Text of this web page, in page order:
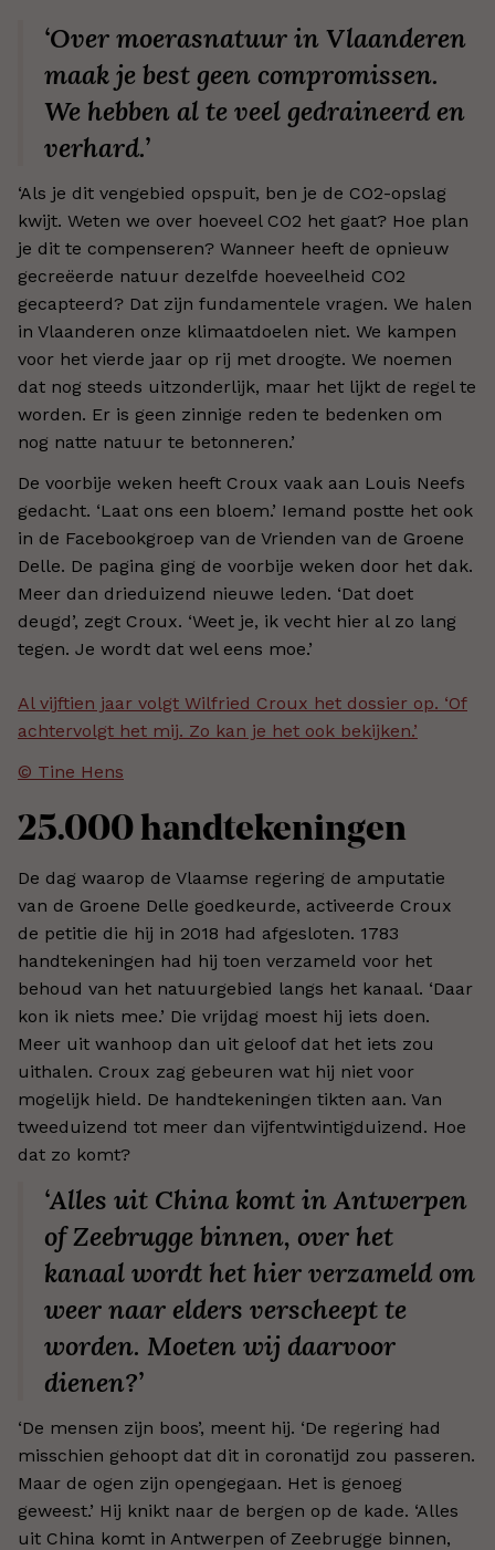
‘Over moerasnatuur in Vlaanderen
maak je best geen compromissen.
We hebben al te veel gedraineerd en
verhard.’
‘Als je dit vengebied opspuit, ben je de CO2-opslag
kwijt. Weten we over hoeveel CO2 het gaat? Hoe plan
je dit te compenseren? Wanneer heeft de opnieuw
gecreëerde natuur dezelfde hoeveelheid CO2
gecapteerd? Dat zijn fundamentele vragen. We halen
in Vlaanderen onze klimaatdoelen niet. We kampen
voor het vierde jaar op rij met droogte. We noemen
dat nog steeds uitzonderlijk, maar het lijkt de regel te
worden. Er is geen zinnige reden te bedenken om
nog natte natuur te betonneren.’
De voorbije weken heeft Croux vaak aan Louis Neefs
gedacht. ‘Laat ons een bloem.’ Iemand postte het ook
in de Facebookgroep van de Vrienden van de Groene
Delle. De pagina ging de voorbije weken door het dak.
Meer dan drieduizend nieuwe leden. ‘Dat doet
deugd’, zegt Croux. ‘Weet je, ik vecht hier al zo lang
tegen. Je wordt dat wel eens moe.’
Al vijftien jaar volgt Wilfried Croux het dossier op. ‘Of
achtervolgt het mij. Zo kan je het ook bekijken.’
© Tine Hens
25.000 handtekeningen
De dag waarop de Vlaamse regering de amputatie
van de Groene Delle goedkeurde, activeerde Croux
de petitie die hij in 2018 had afgesloten. 1783
handtekeningen had hij toen verzameld voor het
behoud van het natuurgebied langs het kanaal. ‘Daar
kon ik niets mee.’ Die vrijdag moest hij iets doen.
Meer uit wanhoop dan uit geloof dat het iets zou
uithalen. Croux zag gebeuren wat hij niet voor
mogelijk hield. De handtekeningen tikten aan. Van
tweeduizend tot meer dan vijfentwintigduizend. Hoe
dat zo komt?
‘Alles uit China komt in Antwerpen
of Zeebrugge binnen, over het
kanaal wordt het hier verzameld om
weer naar elders verscheept te
worden. Moeten wij daarvoor
dienen?’
‘De mensen zijn boos’, meent hij. ‘De regering had
misschien gehoopt dat dit in coronatijd zou passeren.
Maar de ogen zijn opengegaan. Het is genoeg
geweest.’ Hij knikt naar de bergen op de kade. ‘Alles
uit China komt in Antwerpen of Zeebrugge binnen,